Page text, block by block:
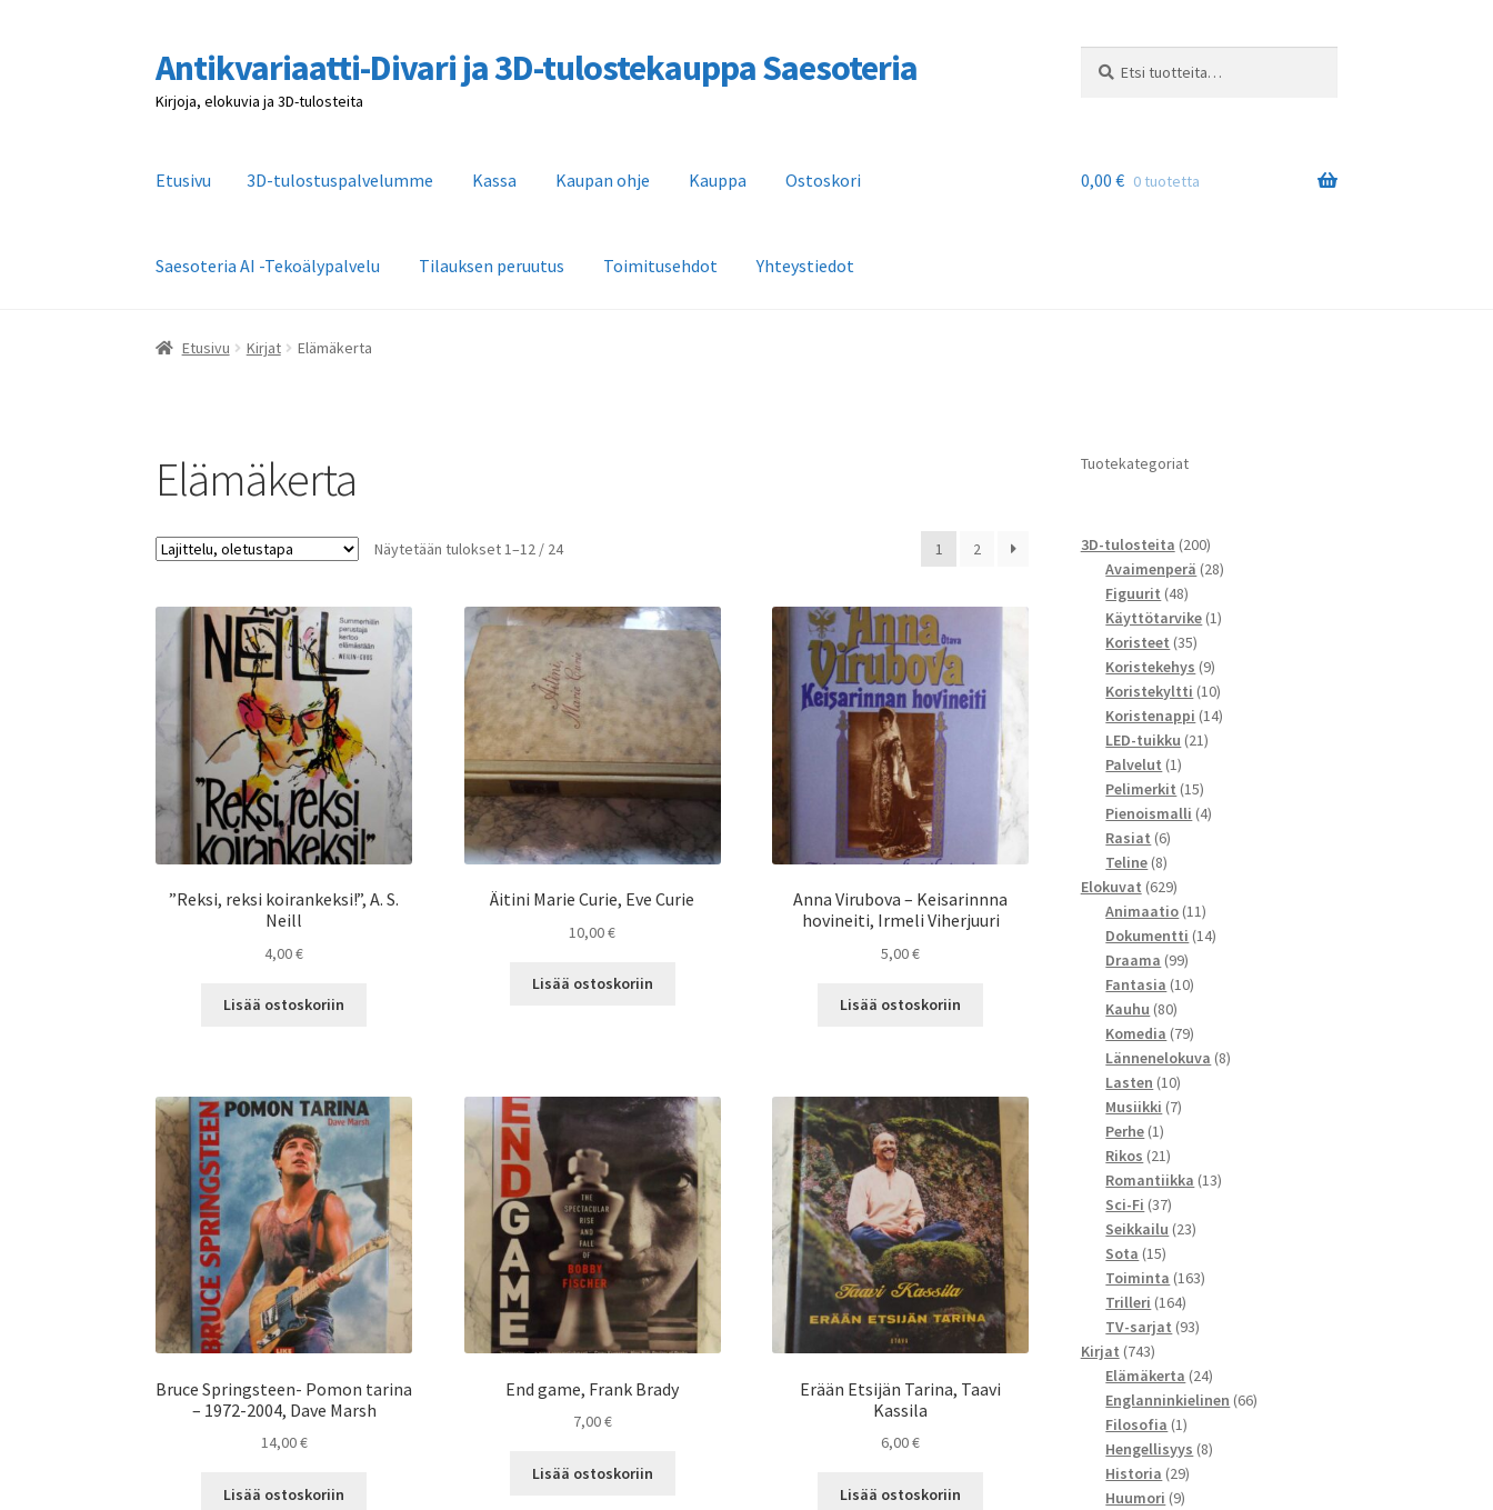
Siirry
navigointiin
Siirry
sisältöön
Antikvariaatti-Divari ja 3D-tulostekauppa Saesoteria
Kirjoja, elokuvia ja 3D-tulosteita
Etusivu 3D-tulostuspalvelumme Kassa Kaupan ohje Kauppa Ostoskori
Saesoteria AI -Tekoälypalvelu Tilauksen peruutus Toimitusehdot Yhteystiedot
Etusivu 3D-tulostuspalvelumme
0,00 € 0 tuotetta
Etusivu Kirjat Elämäkerta
Elämäkerta
Näytetään tulokset 1–12 / 24 1 2
”Reksi, reksi koirankeksi!”, A. S.
Neill
4,00€
Lisää ostoskoriin
Äitini Marie Curie, Eve Curie
10,00€
Lisää ostoskoriin
Anna Virubova – Keisarinnna
hovineiti, Irmeli Viherjuuri
5,00€
Lisää ostoskoriin
Bruce Springsteen- Pomon tarina
– 1972-2004, Dave Marsh
14,00€
Lisää ostoskoriin
End game, Frank Brady
7,00€
Lisää ostoskoriin
Erään Etsijän Tarina, Taavi
Kassila
6,00€
Lisää ostoskoriin
Tuotekategoriat
3D-tulosteita 200200
tuotetta
Avaimenperä 2828
Figuurit 4848
tuotetta
Käyttötarvike 11
Koristeet 3535
tuotetta
Koristekehys 99
tuotetta
Koristekyltti 1010
tuotetta
Koristenappi 1414
LED-tuikku 2121
Palvelut 11
tuote
Pelimerkit 1515
tuotetta
Pienoismalli 44
Rasiat 66
tuotetta
Teline 88
tuotetta
Elokuvat 629629
tuotetta
Animaatio 1111
tuotetta
Dokumentti 1414
Draama 9999
tuotetta
Fantasia 1010
Kauhu 8080
tuotetta
Komedia 7979
tuotetta
Lännenelokuva 88
Lasten 1010
tuotetta
Musiikki 77
Perhe 11
tuote
Rikos 2121
tuotetta
Romantiikka 1313
Sci-Fi 3737
tuotetta
Seikkailu 2323
Sota 1515
tuotetta
Toiminta 163163
Trilleri 164164
tuotetta
TV-sarjat 9393
Kirjat 743743
tuotetta
Elämäkerta 2424
tuotetta
Englanninkielinen 6666
Filosofia 11
tuote
Hengellisyys 88
Historia 2929
Huumori 99